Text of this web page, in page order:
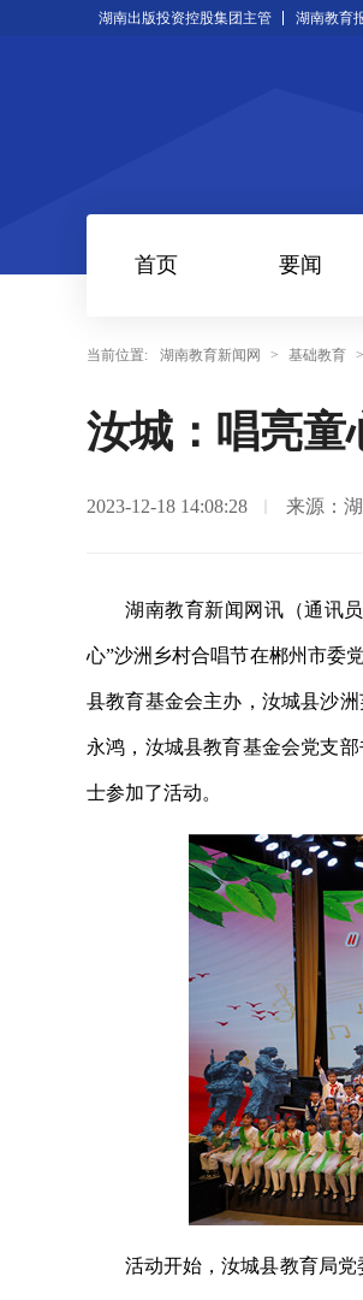
湖南出版投资控股集团主管 湖南教育
首页 要闻
当前位置: 湖南教育新闻网 > 基础教育
汝城：唱亮童
2023-12-18 14:08:28 来源：
湖南教育新闻网讯（通讯
心”沙洲乡村合唱节在郴州市委
县教育基金会主办，汝城县沙
永鸿，汝城县教育基金会党支
士参加了活动。
活动开始，汝城县教育局